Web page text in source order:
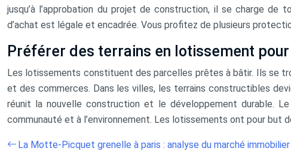
jusqu’à l’approbation du projet de construction, il se charge de
d’achat est légale et encadrée. Vous profitez de plusieurs
Préférer des terrains en lotissement
Les lotissements constituent des parcelles prêtes à bâtir. Ils se
et des commerces. Dans les villes, les terrains constructibles
réunit la nouvelle construction et le développement durable.
communauté et à l’environnement. Les lotissements ont pour but
La Motte-Picquet grenelle à paris : analyse du marché